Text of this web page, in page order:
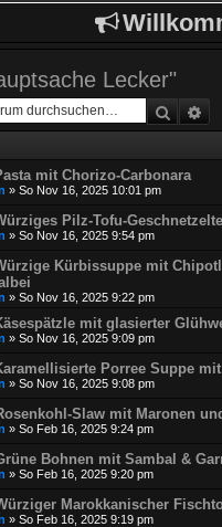
Lecker"
Suche
mit Chorizo-Carbonara
» So Nov 16, 2025 10:01 pm
Pilz-Tofu-
» So Nov 16, 2025 9:54 pm
Kürbissuppe mit
» So Nov 16, 2025 9:22 pm
mit glasierter
» So Nov 16, 2025 9:09 pm
Porree Suppe
» So Nov 16, 2025 9:08 pm
Slaw mit Maronen
» So Feb 16, 2025 9:24 pm
Bohnen mit Sambal &
» So Feb 16, 2025 9:20 pm
Marokkanischer
» So Feb 16, 2025 9:19 pm